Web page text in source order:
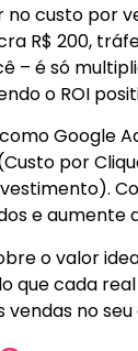
custo por
R$ 200,
– é só
o ROI
Google
por
e aumente
o valor
que cada
vendas no seu